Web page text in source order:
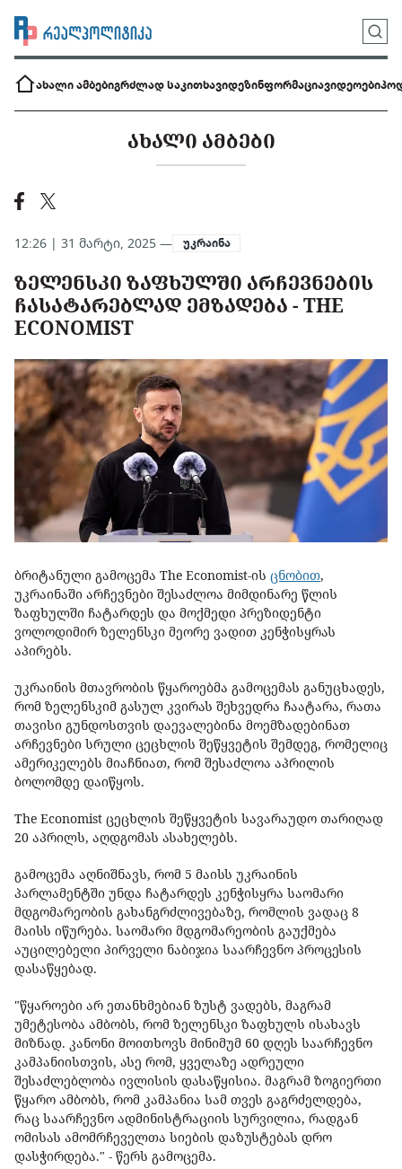
ახალი ამბებიგრძლად საკითხავიდეზინფორმაციავიდეოები
ᲐᲮᲐᲚᲘ ᲐᲛᲑᲔᲑᲘ
12:26 | 31 მარტი, 2025 — უკრაინა
ᲖᲔᲚᲔᲜᲡᲙᲘ ᲖᲐᲤᲮᲣᲚᲨᲘ ᲐᲠᲩᲔᲕᲜᲔᲑᲘᲡ
ᲩᲐᲡᲐᲢᲐᲠᲔᲑᲚᲐᲓ ᲔᲛᲖᲐᲓᲔᲑᲐ - THE
ECONOMIST
ბრიტანული გამოცემა The Economist-ის ცნობით,
უკრაინაში არჩევნები შესაძლოა მიმდინარე წლის
ზაფხულში ჩატარდეს და მოქმედი პრეზიდენტი
ვოლოდიმირ ზელენსკი მეორე ვადით კენჭისყრას
აპირებს.
უკრაინის მთავრობის წყაროებმა გამოცემას განუცხადეს,
რომ ზელენსკიმ გასულ კვირას შეხვედრა ჩაატარა, რათა
თავისი გუნდოსთვის დაევალებინა მოემზადებინათ
არჩევნები სრული ცეცხლის შეწყვეტის შემდეგ, რომელიც
ამერიკელებს მიაჩნიათ, რომ შესაძლოა აპრილის
ბოლომდე დაიწყოს.
The Economist ცეცხლის შეწყვეტის სავარაუდო თარიღად
20 აპრილს, აღდგომას ასახელებს.
გამოცემა აღნიშნავს, რომ 5 მაისს უკრაინის
პარლამენტში უნდა ჩატარდეს კენჭისყრა საომარი
მდგომარეობის გახანგრძლივებაზე, რომლის ვადაც 8
მაისს იწურება. საომარი მდგომარეობის გაუქმება
აუცილებელი პირველი ნაბიჯია საარჩევნო პროცესის
დასაწყებად.
"წყაროები არ ეთანხმებიან ზუსტ ვადებს, მაგრამ
უმეტესობა ამბობს, რომ ზელენსკი ზაფხულს ისახავს
მიზნად. კანონი მოითხოვს მინიმუმ 60 დღეს საარჩევნო
კამპანიისთვის, ასე რომ, ყველაზე ადრეული
შესაძლებლობა ივლისის დასაწყისია. მაგრამ ზოგიერთი
წყარო ამბობს, რომ კამპანია სამ თვეს გაგრძელდება,
რაც საარჩევნო ადმინისტრაციის სურვილია, რადგან
ომისას ამომრჩეველთა სიების დაზუსტებას დრო
დასჭირდება." - წერს გამოცემა.